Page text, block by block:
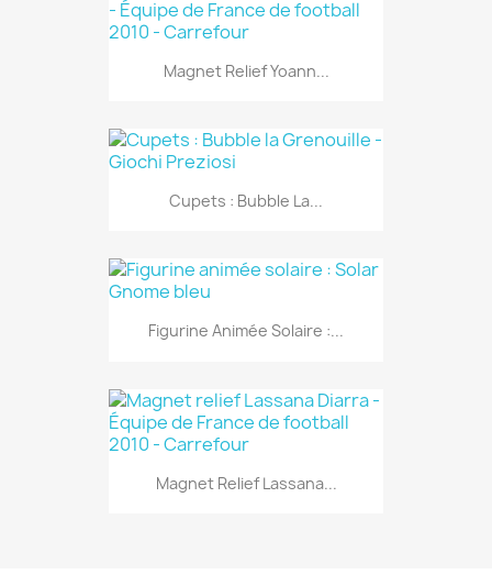
Magnet Relief Yoann...
Cupets : Bubble La...
Figurine Animée Solaire :...
Magnet Relief Lassana...